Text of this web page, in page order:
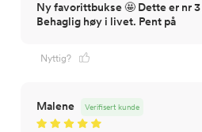
Ny favorittbukse 🤩 Dette er nr
Behaglig høy i livet. Pent på
Nyttig?
Malene Verifisert kunde